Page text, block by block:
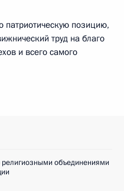
патриотическую позицию,
труд на благо
и всего самого
объединениями